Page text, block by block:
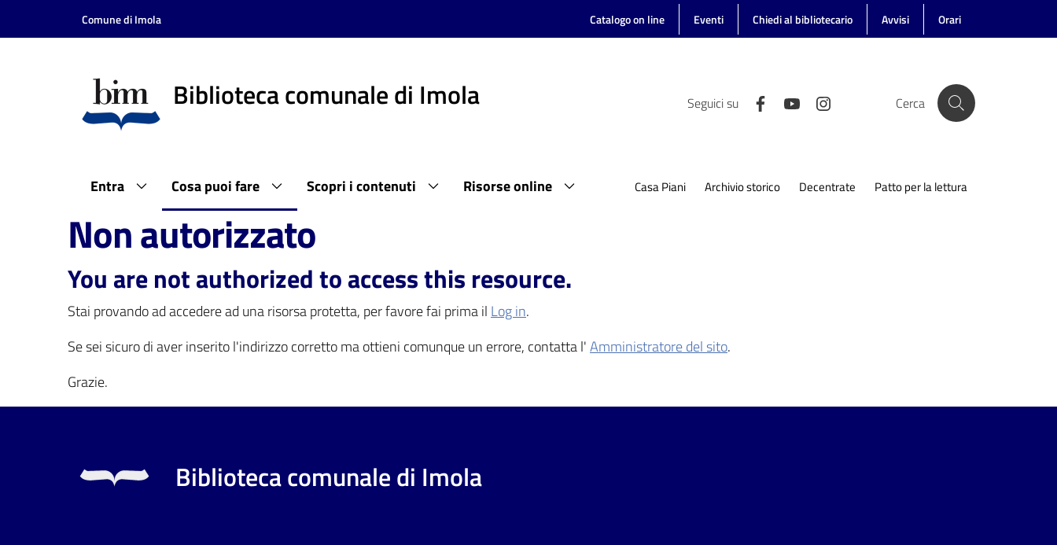
Vai al contenuto
Vai alla navigazione
Comune di Imola Catalogo on line Eventi Chiedi al bibliotecario Avvisi Orari
Biblioteca comunale di Imola Seguici su Cerca
Entra Cosa puoi fare Scopri i contenuti Risorse online Casa Piani Archivio storico Decentrate Patto per la lettura
Non autorizzato
You are not authorized to access this resource.
Stai provando ad accedere ad una risorsa protetta, per favore fai prima il Log in.
Se sei sicuro di aver inserito l'indirizzo corretto ma ottieni comunque un errore, contatta l'Amministratore del sito.
Grazie.
Biblioteca comunale di Imola